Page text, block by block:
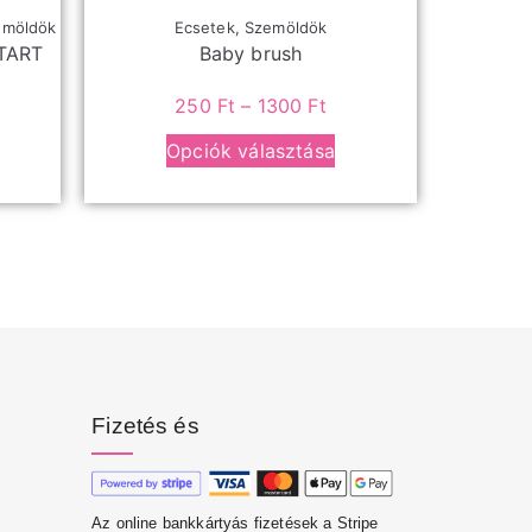
Ecsetek, Szemöldök
Baby brush
250 Ft – 1300 Ft
Opciók választása
Fizetés és
Az online bankkártyás fizetések a Stripe